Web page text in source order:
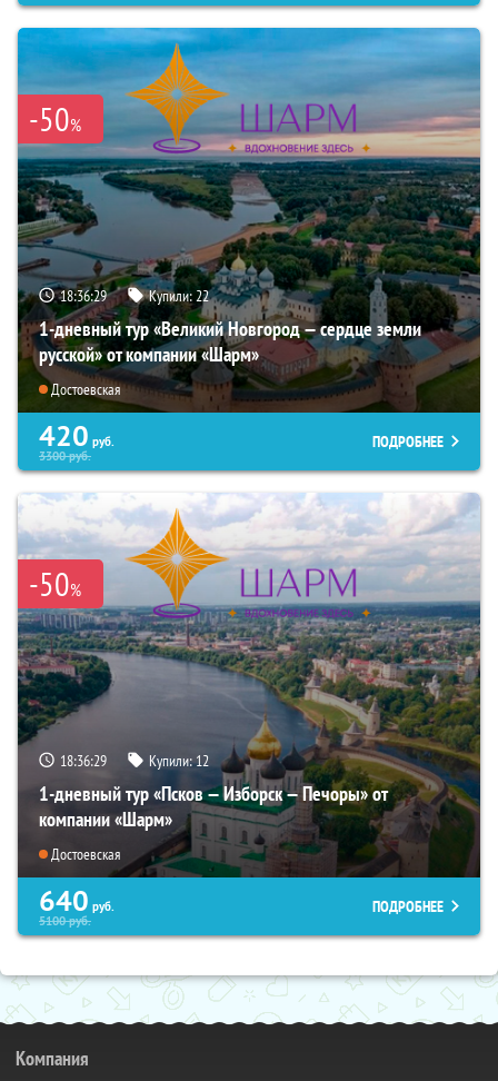
-50%
18:36:28 Купили:22
1-дневный тур «Великий Новгород — сердце земли
русской» от компании «Шарм»
Достоевская
420 руб.
3300руб.
ПОДРОБНЕЕ
-50%
18:36:28 Купили:12
1-дневный тур «Псков — Изборск — Печоры» от
компании «Шарм»
Достоевская
640 руб.
5100руб.
ПОДРОБНЕЕ
Компания